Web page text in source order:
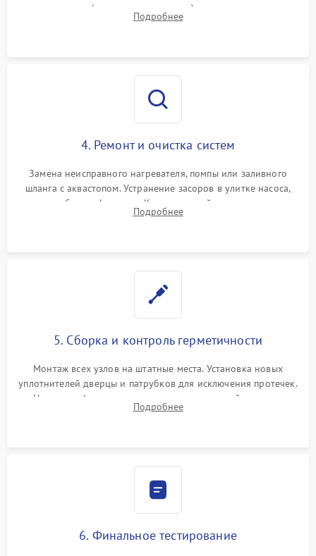
прессостата (датчика уровня воды), датчика мутности,
концевика дверцы и электронного модуля управления.
Подробнее
4. Ремонт и очистка систем
Замена неисправного нагревателя, помпы или заливного
шланга с аквастопом. Устранение засоров в улитке насоса,
патрубках и фильтрах. Компонентный ремонт платы
управления, восстановление поврежденной проводки.
Подробнее
5. Сборка и контроль герметичности
Монтаж всех узлов на штатные места. Установка новых
уплотнителей дверцы и патрубков для исключения протечек.
Надежная фиксация хомутов гидравлической системы,
сборка корпуса и установка датчика поплавка.
Подробнее
6. Финальное тестирование